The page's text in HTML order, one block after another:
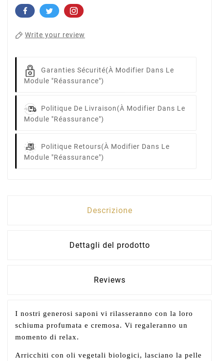
Write your review
Garanties Sécurité(à Modifier Dans Le
Module "Réassurance")
Politique De Livraison(à Modifier Dans Le
Module "Réassurance")
Politique Retours(à Modifier Dans Le
Module "Réassurance")
Descrizione
Dettagli del prodotto
Reviews
I nostri generosi saponi vi rilasseranno con la loro
schiuma profumata e cremosa. Vi regaleranno un
momento di relax.
Arricchiti con oli vegetali biologici, lasciano la pelle